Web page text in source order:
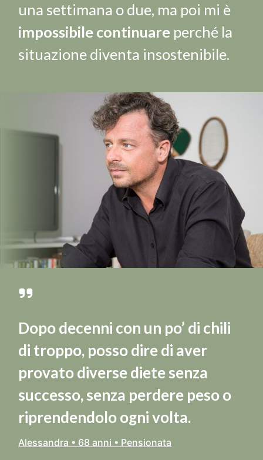
una settimana o due, ma poi mi è
impossibile continuare perché la
situazione diventa insostenibile.
Dopo decenni con un po’ di chili
di troppo, posso dire di aver
provato diverse diete senza
successo, senza perdere peso o
riprendendolo ogni volta.
Alessandra • 68 anni • Pensionata